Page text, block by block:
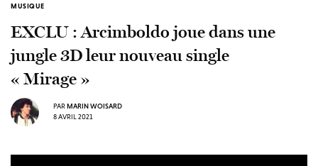
MUSIQUE
EXCLU : Arcimboldo joue dans une
jungle 3D leur nouveau single
« Mirage »
PAR MARIN WOISARD
8 AVRIL 2021